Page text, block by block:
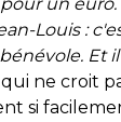
un euro.
Louis :
Et
ne croit
si